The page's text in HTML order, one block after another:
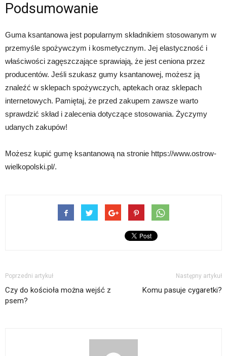
Podsumowanie
Guma ksantanowa jest popularnym składnikiem stosowanym w
przemyśle spożywczym i kosmetycznym. Jej elastyczność i
właściwości zagęszczające sprawiają, że jest ceniona przez
producentów. Jeśli szukasz gumy ksantanowej, możesz ją
znaleźć w sklepach spożywczych, aptekach oraz sklepach
internetowych. Pamiętaj, że przed zakupem zawsze warto
sprawdzić skład i zalecenia dotyczące stosowania. Życzymy
udanych zakupów!
Możesz kupić gumę ksantanową na stronie https://www.ostrow-
wielkopolski.pl/.
Poprzedni artykuł
Czy do kościoła można wejść z
psem?
Następny artykuł
Komu pasuje cygaretki?